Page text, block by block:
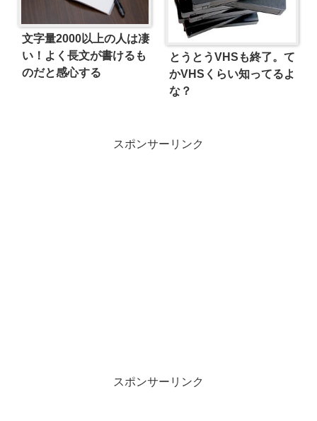
文字量2000以上の人は凄
い！よく長文が書けるも
のだと感心する
とうとうVHSも終了。て
かVHSくらい知ってるよ
な？
スポンサーリンク
スポンサーリンク